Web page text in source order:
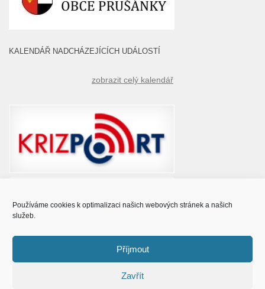
Používáme cookies k optimalizaci našich webových stránek a našich
služeb.
Příjmout
Zavřít
KALENDÁŘ NADCHÁZEJÍCÍCH UDÁLOSTÍ
zobrazit celý kalendář